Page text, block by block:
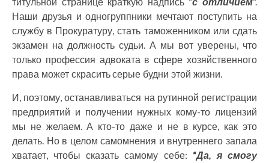
Наши друзья и одногруппники мечтают поступить на
службу в Прокуратуру, стать таможенником или сдать
экзамен на должность судьи. А мы вот уверены, что
только профессия адвоката в сфере хозяйственного
права может скрасить серые будни этой жизни.
И, поэтому, останавливаться на рутинной регистрации
предприятий и получении нужных кому-то лицензий
мы не желаем. А кто-то даже и не в курсе, как это
делать. Но в целом самомнения и внутреннего запала
хватает, чтобы сказать самому себе: “Да, я смогу